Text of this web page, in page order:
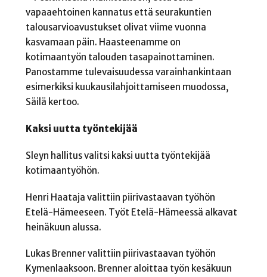
vapaaehtoinen kannatus että seurakuntien
talousarvioavustukset olivat viime vuonna
kasvamaan päin. Haasteenamme on
kotimaantyön talouden tasapainottaminen.
Panostamme tulevaisuudessa varainhankintaan
esimerkiksi kuukausilahjoittamiseen muodossa,
Säilä kertoo.
Kaksi uutta työntekijää
Sleyn hallitus valitsi kaksi uutta työntekijää
kotimaantyöhön.
Henri Haataja valittiin piirivastaavan työhön
Etelä-Hämeeseen. Työt Etelä-Hämeessä alkavat
heinäkuun alussa.
Lukas Brenner valittiin piirivastaavan työhön
Kymenlaaksoon. Brenner aloittaa työn kesäkuun